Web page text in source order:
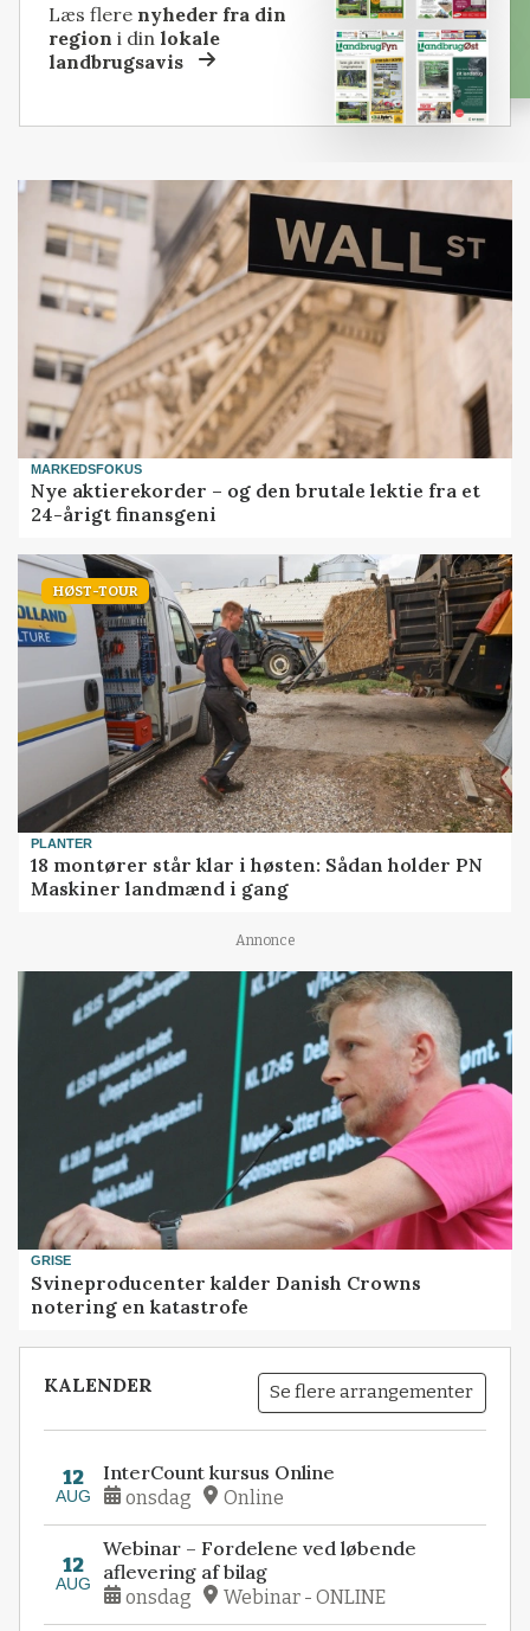
Læs flere nyheder fra din
region i dinlokale
landbrugsavis
MARKEDSFOKUS
Nye aktierekorder – og den brutale lektie fra et
24-årigt finansgeni
HØST-TOUR
PLANTER
18 montører står klar i høsten: Sådan holder PN
Maskiner landmænd i gang
Annonce
GRISE
Svineproducenter kalder Danish Crowns
notering en katastrofe
KALENDER Se flere arrangementer
12
AUG
InterCount kursus Online
onsdag Online
12
AUG
Webinar – Fordelene ved løbende
aflevering af bilag
onsdag Webinar - ONLINE